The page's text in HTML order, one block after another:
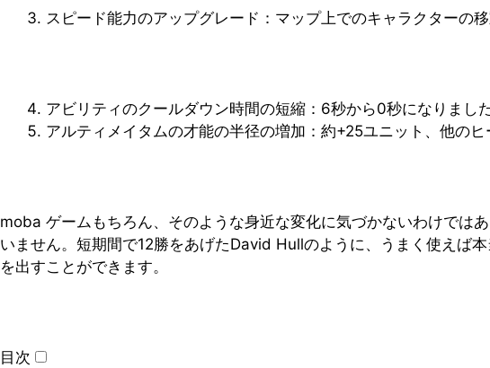
スピード能力のアップグレード：マップ上でのキャラクターの移
アビリティのクールダウン時間の短縮：6秒から0秒になりまし
アルティメイタムの才能の半径の増加：約+25ユニット、他のヒ
moba ゲームもちろん、そのような身近な変化に気づかないわけでは
いません。短期間で12勝をあげたDavid Hullのように、うまく使えば
を出すことができます。
目次